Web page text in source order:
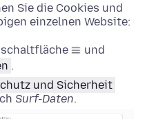
Sie die Cookies und
einzelnen Website:
und
.
und Sicherheit
Surf-Daten.